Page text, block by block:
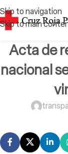
Skip to navigation
Skip to main
Acta de
nacional